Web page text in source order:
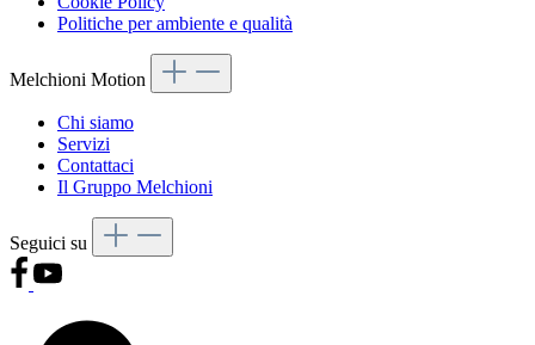
Politiche per ambiente e qualità
Melchioni Motion
Chi siamo
Servizi
Contattaci
Il Gruppo Melchioni
Seguici su